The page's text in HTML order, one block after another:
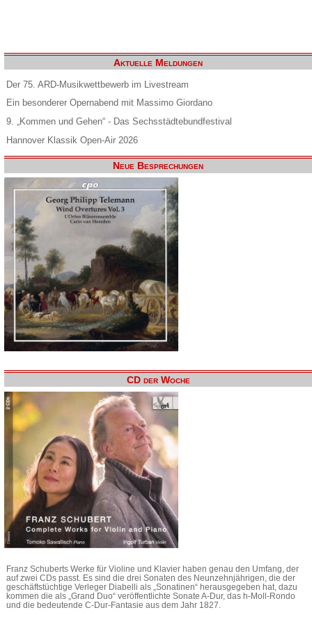
Aktuelle Meldungen
Der 75. ARD-Musikwettbewerb im Livestream
Ein besonderer Opernabend mit Massimo Giordano
9. „Kommen und Gehen“ - Das Sechsstädtebundfestival
Hannover Klassik Open-Air 2026
Neue Besprechungen
CD der Woche
Franz Schuberts Werke für Violine und Klavier haben genau den Umfang, der
auf zwei CDs passt. Es sind die drei Sonaten des Neunzehnjährigen, die der
geschäftstüchtige Verleger Diabelli als „Sonatinen“ herausgegeben hat, dazu
kommen die als „Grand Duo“ veröffentlichte Sonate A-Dur, das h-Moll-Rondo
und die bedeutende C-Dur-Fantasie aus dem Jahr 1827.